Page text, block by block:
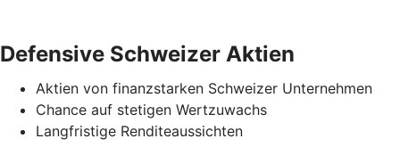
Defensive Schweizer Aktien
Aktien von finanzstarken Schweizer Unternehmen
Chance auf stetigen Wertzuwachs
Langfristige Renditeaussichten